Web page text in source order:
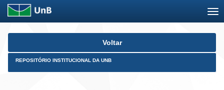
Skip
Voltar
REPOSITÓRIO INSTITUCIONAL DA UNB